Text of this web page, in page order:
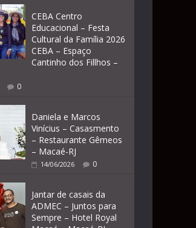
CEBA Centro
Educacional – Festa
Cultural da Família 2026
CEBA – Espaço
Cantinho dos Fillhos –
0
Daniela e Marcos
Vinícius – Casasmento
– Restaurante Gêmeos
– Macaé-RJ
14/06/2026 0
Jantar de casais da
ADMEC – Juntos para
Sempre – Hotel Royal